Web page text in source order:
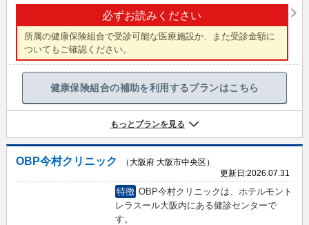
必ずお読みください
所属の健康保険組合で受診可能な医療施設か、また受診金額に
ついてもご確認ください。
健康保険組合の補助を利用するプランはこちら
もっとプランを見る
OBP今村クリニック
（大阪府 大阪市中央区）
更新日:2026.07.31
特徴 OBP今村クリニックは、ホテルモント
レラスール大阪内にある健診センターで
す。